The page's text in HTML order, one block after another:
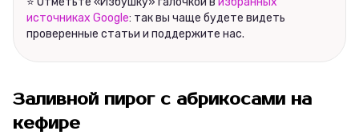
источниках Google: так вы чаще будете видеть
проверенные статьи и поддержите нас.
Заливной пирог с абрикосами на
кефире